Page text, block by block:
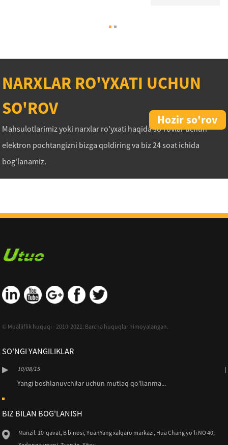
NARXLAR RO'YXATI UCHUN
SO'ROV
Mahsulotlarimiz yoki narxlar ro'yxati haqida so'rovlar uchun
elektron pochtangizni bizga qoldiring va biz 24 soat ichida
bog'lanamiz.
Hozir so'rov
© Mualliflik huquqi - 2010-2021: Barcha huquqlar himoyalangan.
SO'NGI YANGILIKLAR
10/08/15
Yangi boshlanuvchilar uchun mutlaq qo'llanma...
BIZ BILAN BOG'LANISH
Manzil: 10-qavat, B binosi, YuanYang xalqaro markazi, Hua Chang yo'li NO 40,